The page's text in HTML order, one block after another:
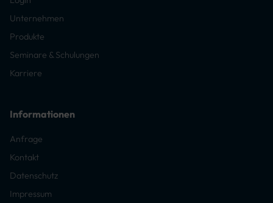
Unternehmen
Produkte
Seminare & Schulungen
Karriere
Informationen
Anfrage
Kontakt
Datenschutz
Impressum